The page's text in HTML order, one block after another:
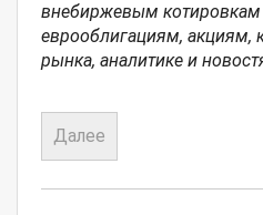
внебиржевым
еврооблигациям, акциям,
рынка, аналитике и
Далее